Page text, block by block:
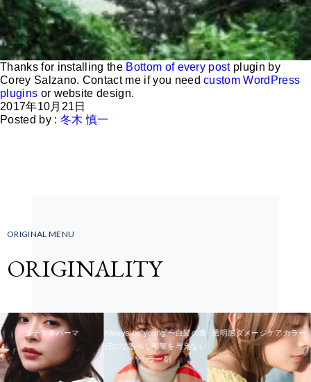
Thanks for installing the Bottom of every postplugin by
Corey Salzano. Contact me if you needcustom WordPress
plugins or website design.
2017年10月21日
Posted by : 冬木 慎一
ORIGINAL MENU
ORIGINALITY
Always be young 〜白髪の進
行になるべく影響を与えない
カラー剤
透明感ダメージケアカラー ヘナカラー